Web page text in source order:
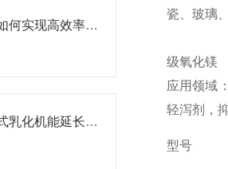
管线式乳化机如何实现高效率和稳定性的生产过程？
如何使用管线式乳化机能延长其使用寿命？
瓷、玻璃
级氧化镁
应用领域
轻泻剂，
型号